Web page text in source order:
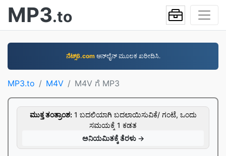
MP3.to
ನೆಟ್ಸ್6.comಆನ್‌ಲೈನ್‌ ಮೂಲಕ ಖರೀದಿಸಿ.
MP3.to M4V M4V ಗೆ MP3
ಮುಕ್ತ ತಂತ್ರಾಂಶ:1 ಬದಲಿಯಾಗಿ ಬದಲಾಯಿಸುವಿಕೆ/ ಗಂಟೆ, ಒಂದು
ಸಮಯಕ್ಕೆ 1 ಕಡತ
ಅನಿಯಮಿತಕ್ಕೆ ತೆರಳು →